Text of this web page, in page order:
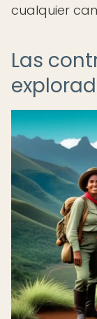
cualquier
Las